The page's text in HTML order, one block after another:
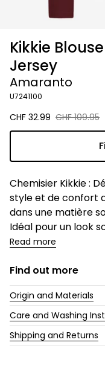
Kikkie
Jersey
Amaranto
U7241100
Sale
price
CHF 32.99 Regular
price
CHF 109.95
Description
Chemisier Kikkie :
style et de confort
dans une matière
Idéal pour un look
Read more
Find out more
Origin and Materials
Care and Washing
Shipping and Returns